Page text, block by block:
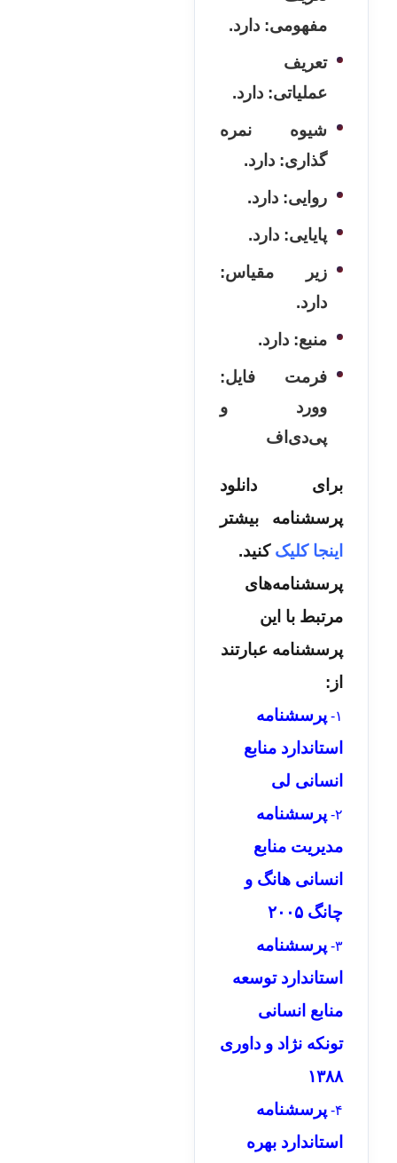
مفهومی: دارد.
تعریف
عملیاتی: دارد.
شیوه نمره
گذاری: دارد.
روایی: دارد.
پایایی: دارد.
زیر مقیاس:
دارد.
منبع: دارد.
فرمت فایل:
وورد و
پی‌دی‌اف
برای دانلود
پرسشنامه بیشتر
اینجا کلیک کنید.
پرسشنامه‌های
مرتبط با این
پرسشنامه عبارتند
از:
۱-
پرسشنامه
استاندارد منابع
انسانی لی
۲- پرسشنامه
مدیریت منابع
انسانی هانگ و
چانگ ۲۰۰۵
۳- پرسشنامه
استاندارد توسعه
منابع انسانی
تونکه نژاد و داوری
۱۳۸۸
۴- پرسشنامه
استاندارد بهره